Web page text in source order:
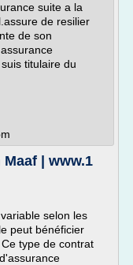
suite a la
de resilier
de son
titulaire du
| www.1
selon les
peut bénéficier
type de contrat